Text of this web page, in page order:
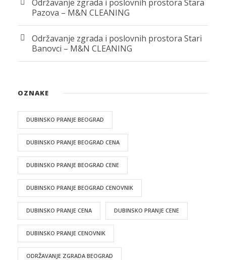
Održavanje zgrada i poslovnih prostora Stara
Pazova – M&N CLEANING
Održavanje zgrada i poslovnih prostora Stari
Banovci – M&N CLEANING
OZNAKE
DUBINSKO PRANJE BEOGRAD
DUBINSKO PRANJE BEOGRAD CENA
DUBINSKO PRANJE BEOGRAD CENE
DUBINSKO PRANJE BEOGRAD CENOVNIK
DUBINSKO PRANJE CENA DUBINSKO PRANJE CENE
DUBINSKO PRANJE CENOVNIK
ODRŽAVANJE ZGRADA BEOGRAD